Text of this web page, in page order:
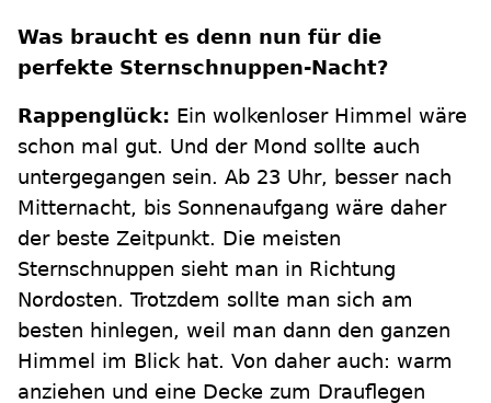
Was braucht es denn nun für die
perfekte Sternschnuppen-Nacht?
Rappenglück: Ein wolkenloser Himmel wäre
schon mal gut. Und der Mond sollte auch
untergegangen sein. Ab 23 Uhr, besser nach
Mitternacht, bis Sonnenaufgang wäre daher
der beste Zeitpunkt. Die meisten
Sternschnuppen sieht man in Richtung
Nordosten. Trotzdem sollte man sich am
besten hinlegen, weil man dann den ganzen
Himmel im Blick hat. Von daher auch: warm
anziehen und eine Decke zum Drauflegen